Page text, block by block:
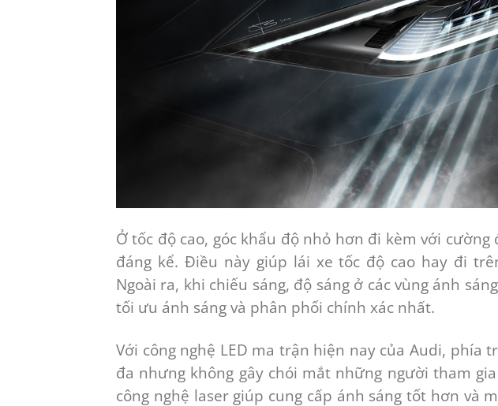
Ở tốc độ cao, góc khẩu độ nhỏ hơn đi kèm với cường
đáng kể. Điều này giúp lái xe tốc độ cao hay đi
Ngoài ra, khi chiếu sáng, độ sáng ở các vùng ánh
tối ưu ánh sáng và phân phối chính xác nhất.
Với công nghệ LED ma trận hiện nay của Audi, phía
đa nhưng không gây chói mắt những người tham
công nghệ laser giúp cung cấp ánh sáng tốt hơn và